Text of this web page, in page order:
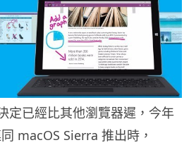
定已經比其他瀏覽器遲，今年
macOS Sierra 推出時，